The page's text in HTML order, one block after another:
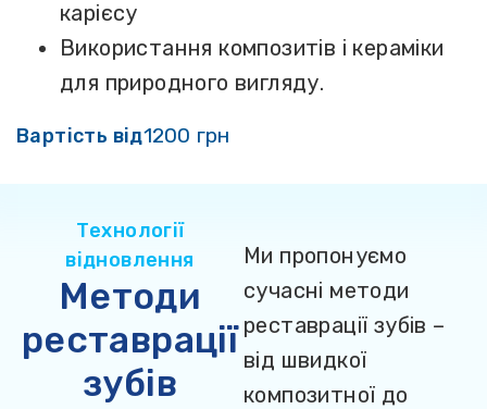
карієсу
Використання композитів і кераміки
для природного вигляду.
Вартість від1200 грн
Технології
відновлення
Методи
реставрації
зубів
Ми пропонуємо
сучасні методи
реставрації зубів –
від швидкої
композитної до